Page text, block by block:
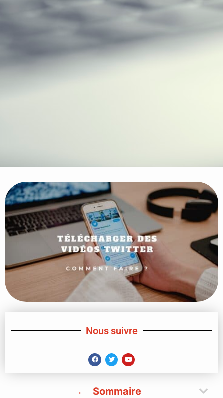
Nous suivre
Sommaire